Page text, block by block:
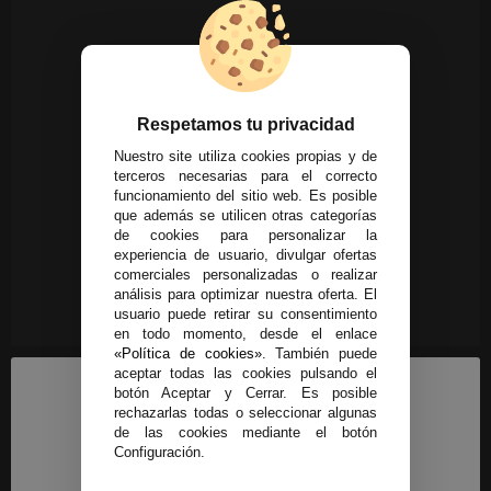
Respetamos tu privacidad
Nuestro site utiliza cookies propias y de
terceros necesarias para el correcto
funcionamiento del sitio web. Es posible
que además se utilicen otras categorías
de cookies para personalizar la
experiencia de usuario, divulgar ofertas
comerciales personalizadas o realizar
análisis para optimizar nuestra oferta. El
usuario puede retirar su consentimiento
en todo momento, desde el enlace
«Política de cookies». También puede
aceptar todas las cookies pulsando el
botón Aceptar y Cerrar. Es posible
rechazarlas todas o seleccionar algunas
de las cookies mediante el botón
Configuración.